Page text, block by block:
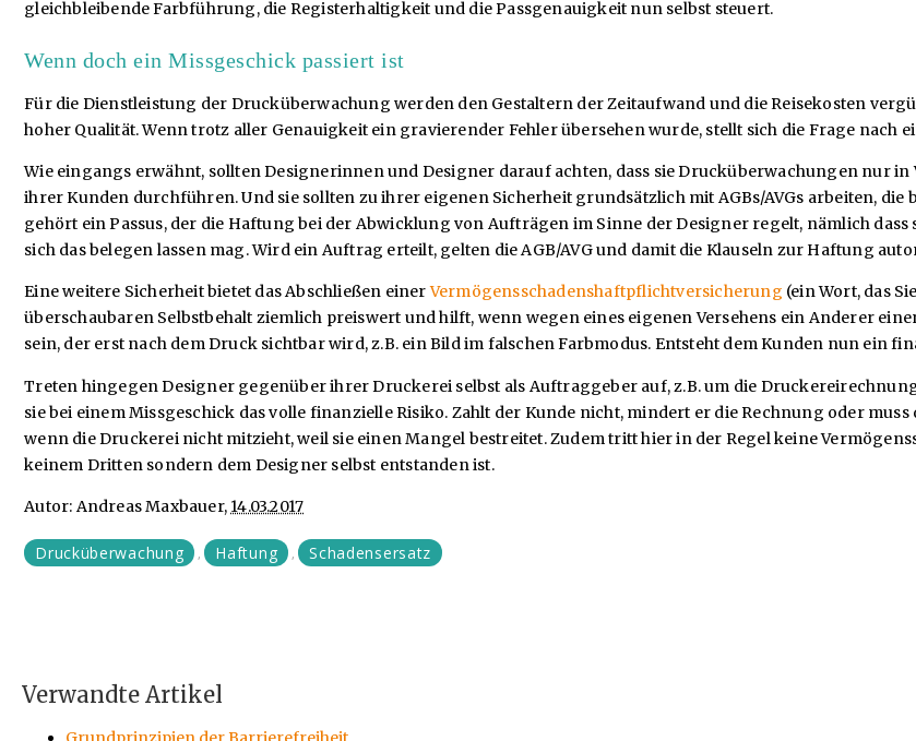
gleichbleibende Farbführung, die Registerhaltigkeit und die Passgenauigkeit nun selbst steuert.
Wenn doch ein Missgeschick passiert ist
Für die Dienstleistung der Drucküberwachung werden den Gestaltern der Zeitaufwand und die Reisekosten
hoher Qualität. Wenn trotz aller Genauigkeit ein gravierender Fehler übersehen wurde, stellt sich die Frage nach
Wie eingangs erwähnt, sollten Designerinnen und Designer darauf achten, dass sie Drucküberwachungen nur
ihrer Kunden durchführen. Und sie sollten zu ihrer eigenen Sicherheit grundsätzlich mit AGBs/AVGs arbeiten,
gehört ein Passus, der die Haftung bei der Abwicklung von Aufträgen im Sinne der Designer regelt, nämlich
sich das belegen lassen mag. Wird ein Auftrag erteilt, gelten die AGB/AVG und damit die Klauseln zur Haftung
Eine weitere Sicherheit bietet das Abschließen einerVermögensschadenshaftpflichtversicherung (ein Wort, das
überschaubaren Selbstbehalt ziemlich preiswert und hilft, wenn wegen eines eigenen Versehens ein Anderer
sein, der erst nach dem Druck sichtbar wird, z.B. ein Bild im falschen Farbmodus. Entsteht dem Kunden nun ein
Treten hingegen Designer gegenüber ihrer Druckerei selbst als Auftraggeber auf, z.B. um die
sie bei einem Missgeschick das volle finanzielle Risiko. Zahlt der Kunde nicht, mindert er die Rechnung oder
wenn die Druckerei nicht mitzieht, weil sie einen Mangel bestreitet. Zudem tritt hier in der Regel keine
keinem Dritten sondern dem Designer selbst entstanden ist.
Autor: Andreas Maxbauer, 14.03.2017
Drucküberwachung , Haftung , Schadensersatz
Verwandte Artikel